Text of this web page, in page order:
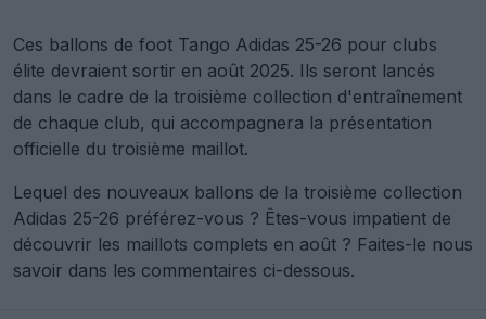
Ces ballons de foot Tango Adidas 25-26 pour clubs
élite devraient sortir en août 2025. Ils seront lancés
dans le cadre de la troisième collection d'entraînement
de chaque club, qui accompagnera la présentation
officielle du troisième maillot.
Lequel des nouveaux ballons de la troisième collection
Adidas 25-26 préférez-vous ? Êtes-vous impatient de
découvrir les maillots complets en août ? Faites-le nous
savoir dans les commentaires ci-dessous.